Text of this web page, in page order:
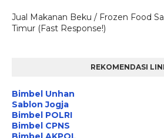
Jual Makanan Beku / Frozen Food
Timur (Fast Response!)
REKOMENDASI
Bimbel Unhan
Sablon Jogja
Bimbel POLRI
Bimbel CPNS